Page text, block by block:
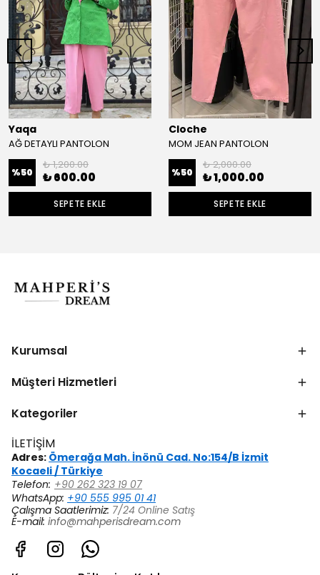
Yaqa
AĞ DETAYLI PANTOLON
%50
₺ 1,200.00
₺ 600.00
SEPETE EKLE
Cloche
MOM JEAN PANTOLON
%50
₺ 2,000.00
₺ 1,000.00
SEPETE EKLE
Kurumsal
Müşteri Hizmetleri
Kategoriler
İLETİŞİM
Adres: Ömerağa Mah. İnönü Cad. No:154/B İzmit
Kocaeli / Türkiye
Telefon: +90 262 323 19 07
WhatsApp: +90 555 995 01 41
Çalışma Saatlerimiz: 7/24 Online Satış
E-mail: info@mahperisdream.com